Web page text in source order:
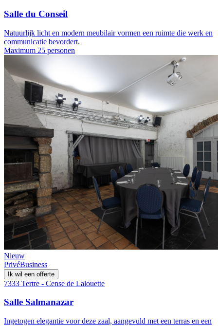
Salle du Conseil
Natuurlijk licht en modern meubilair vormen een ruimte die werk en
communicatie bevordert.
Maximum 25 personen
Nieuw
PrivéBusiness
Ik wil een offerte
7333 Tertre - Cense de Lalouette
Salle Salmanazar
Ingetogen elegantie voor deze zaal, aangevuld met een terras en een